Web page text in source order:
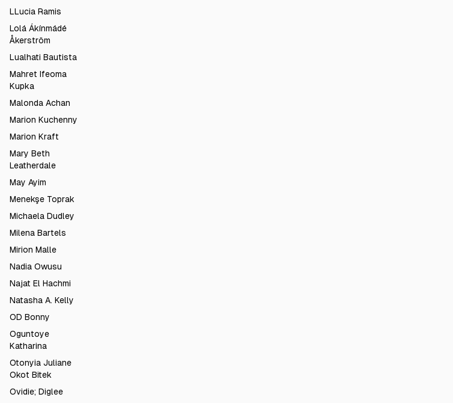
LLucia Ramis
Lolá Ákínmádé
Åkerström
Lualhati Bautista
Mahret Ifeoma
Kupka
Malonda Achan
Marion Kuchenny
Marion Kraft
Mary Beth
Leatherdale
May Ayim
Menekşe Toprak
Michaela Dudley
Milena Bartels
Mirion Malle
Nadia Owusu
Najat El Hachmi
Natasha A. Kelly
OD Bonny
Oguntoye
Katharina
Otonyia Juliane
Okot Bitek
Ovidie; Diglee